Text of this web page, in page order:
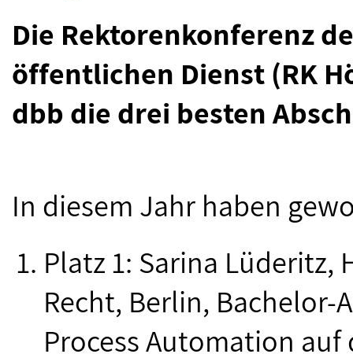
Die Rektorenkonferenz
öffentlichen Dienst (RK
dbb die drei besten
In diesem Jahr haben
Platz 1: Sarina
Recht, Berlin, Bachelor-
Process Automation